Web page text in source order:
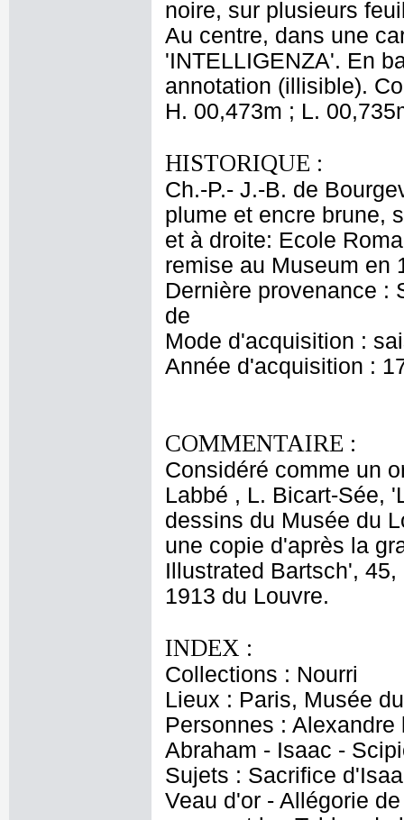
noire, sur plusieurs
Au centre, dans une
'INTELLIGENZA'. En
annotation (illisible).
H. 00,473m ; L.
HISTORIQUE :
Ch.-P.- J.-B. de
plume et encre brune,
et à droite: Ecole
remise au Museum en
Dernière provenance :
de
Mode d'acquisition :
Année d'acquisition :
COMMENTAIRE :
Considéré comme un
Labbé , L. Bicart-Sée,
dessins du Musée du
une copie d'après la
Illustrated Bartsch',
1913 du Louvre.
INDEX :
Collections : Nourri
Lieux : Paris, Musée
Personnes :
Abraham - Isaac -
Sujets : Sacrifice
Veau d'or - Allégorie